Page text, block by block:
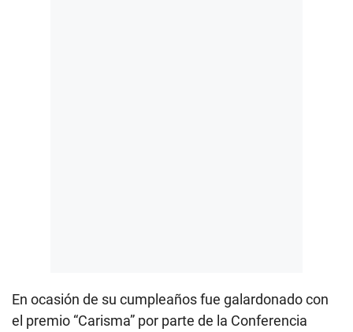
En ocasión de su cumpleaños fue galardonado con
el premio “Carisma” por parte de la Conferencia